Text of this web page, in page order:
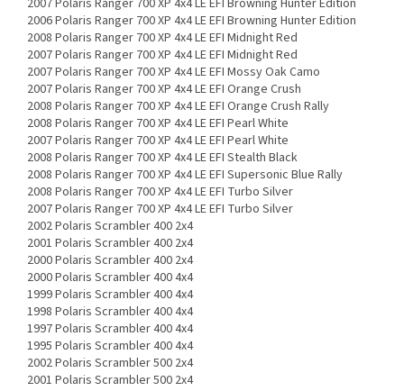
2007 Polaris Ranger 700 XP 4x4 LE EFI Browning Hunter Edition
2006 Polaris Ranger 700 XP 4x4 LE EFI Browning Hunter Edition
2008 Polaris Ranger 700 XP 4x4 LE EFI Midnight Red
2007 Polaris Ranger 700 XP 4x4 LE EFI Midnight Red
2007 Polaris Ranger 700 XP 4x4 LE EFI Mossy Oak Camo
2007 Polaris Ranger 700 XP 4x4 LE EFI Orange Crush
2008 Polaris Ranger 700 XP 4x4 LE EFI Orange Crush Rally
2008 Polaris Ranger 700 XP 4x4 LE EFI Pearl White
2007 Polaris Ranger 700 XP 4x4 LE EFI Pearl White
2008 Polaris Ranger 700 XP 4x4 LE EFI Stealth Black
2008 Polaris Ranger 700 XP 4x4 LE EFI Supersonic Blue Rally
2008 Polaris Ranger 700 XP 4x4 LE EFI Turbo Silver
2007 Polaris Ranger 700 XP 4x4 LE EFI Turbo Silver
2002 Polaris Scrambler 400 2x4
2001 Polaris Scrambler 400 2x4
2000 Polaris Scrambler 400 2x4
2000 Polaris Scrambler 400 4x4
1999 Polaris Scrambler 400 4x4
1998 Polaris Scrambler 400 4x4
1997 Polaris Scrambler 400 4x4
1995 Polaris Scrambler 400 4x4
2002 Polaris Scrambler 500 2x4
2001 Polaris Scrambler 500 2x4